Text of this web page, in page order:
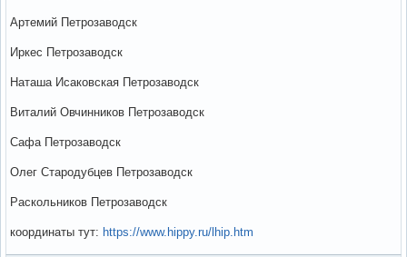
Артемий Петрозаводск
Иркес Петрозаводск
Наташа Исаковская Петрозаводск
Виталий Овчинников Петрозаводск
Сафа Петрозаводск
Олег Стародубцев Петрозаводск
Раскольников Петрозаводск
координаты тут: https://www.hippy.ru/lhip.htm